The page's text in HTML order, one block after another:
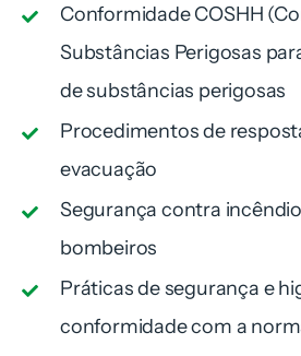
Conformidade COSHH
Substâncias Perigosas
de substâncias perigosas
Procedimentos de
evacuação
Segurança contra
bombeiros
Práticas de segurança e
conformidade com a